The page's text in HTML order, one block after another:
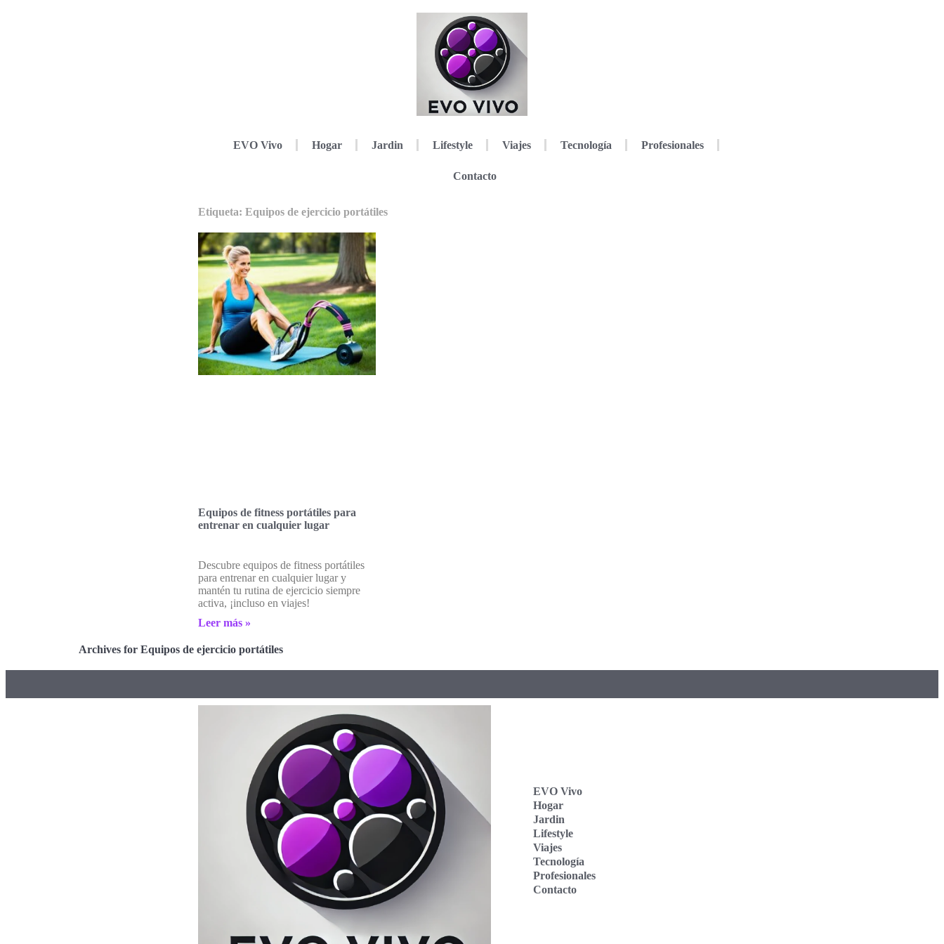
EVO Vivo Hogar Jardin Lifestyle Viajes Tecnología Profesionales
Contacto
Etiqueta: Equipos de ejercicio portátiles
Equipos de fitness portátiles para
entrenar en cualquier lugar
Descubre equipos de fitness portátiles
para entrenar en cualquier lugar y
mantén tu rutina de ejercicio siempre
activa, ¡incluso en viajes!
Leer más »
Archives for Equipos de ejercicio portátiles
EVO Vivo
Hogar
Jardin
Lifestyle
Viajes
Tecnología
Profesionales
Contacto